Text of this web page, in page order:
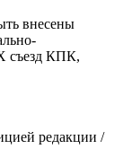
внесены
съезд КПК,
редакции /